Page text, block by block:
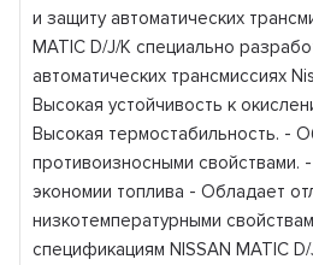
и защиту автоматических
MATIC D/J/K специально
автоматических трансмиссиях
Высокая устойчивость к
Высокая термостабильность. -
противоизносными свойствами.
экономии топлива - Обладает
низкотемпературными
спецификациям NISSAN MATIC D/